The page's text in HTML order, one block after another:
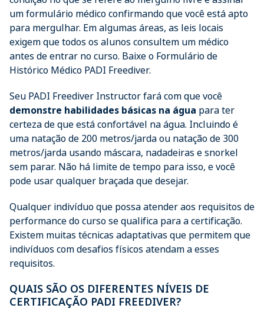
um formulário médico confirmando que você está apto
para mergulhar. Em algumas áreas, as leis locais
exigem que todos os alunos consultem um médico
antes de entrar no curso. Baixe o Formulário de
Histórico Médico PADI Freediver.
Seu PADI Freediver Instructor fará com que você
demonstre habilidades básicas na água para ter
certeza de que está confortável na água. Incluindo é
uma natação de 200 metros/jarda ou natação de 300
metros/jarda usando máscara, nadadeiras e snorkel
sem parar. Não há limite de tempo para isso, e você
pode usar qualquer braçada que desejar.
Qualquer indivíduo que possa atender aos requisitos de
performance do curso se qualifica para a certificação.
Existem muitas técnicas adaptativas que permitem que
indivíduos com desafios físicos atendam a esses
requisitos.
QUAIS SÃO OS DIFERENTES NÍVEIS DE
CERTIFICAÇÃO PADI FREEDIVER?